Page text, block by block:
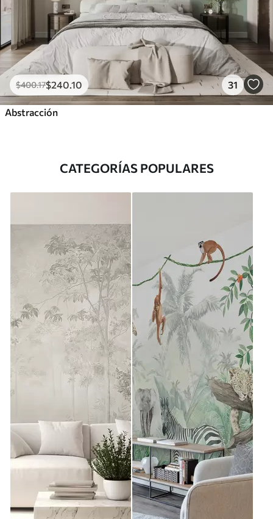
$400.17$240 .10 31
Abstracción
CATEGORÍAS POPULARES